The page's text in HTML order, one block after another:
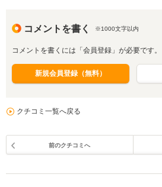
コメントを書く ※1000文字以内
コメントを書くには「会員登録」が必要です。
新規会員登録（無料）
クチコミ一覧へ戻る
前のクチコミへ